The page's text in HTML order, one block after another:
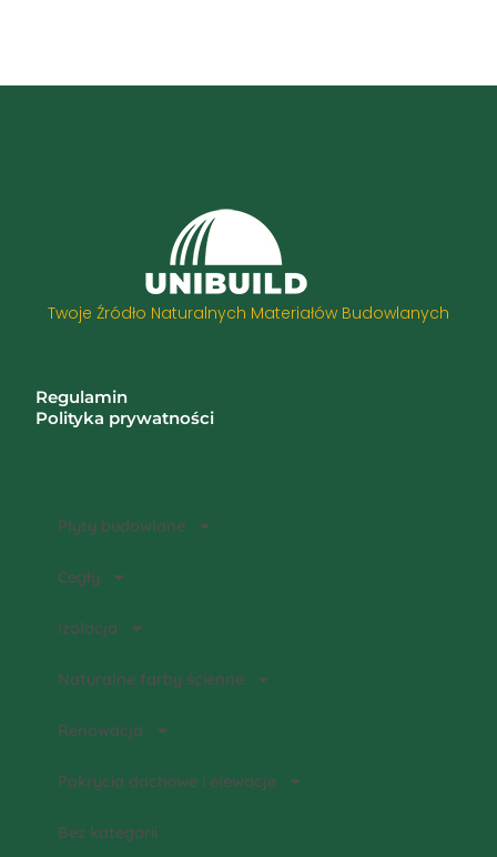
Twoje Źródło Naturalnych Materiałów Budowlanych
Płyty budowlane
Cegły
Izolacja
Naturalne farby ścienne
Renowacja
Pokrycia dachowe i elewacje
Bez kategorii
Regulamin
Polityka prywatności